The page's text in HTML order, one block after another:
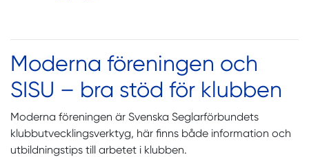
Moderna föreningen och
SISU – bra stöd för klubben
Moderna föreningen är Svenska Seglarförbundets
klubbutvecklingsverktyg, här finns både information och
utbildningstips till arbetet i klubben.